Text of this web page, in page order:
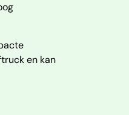
en kan